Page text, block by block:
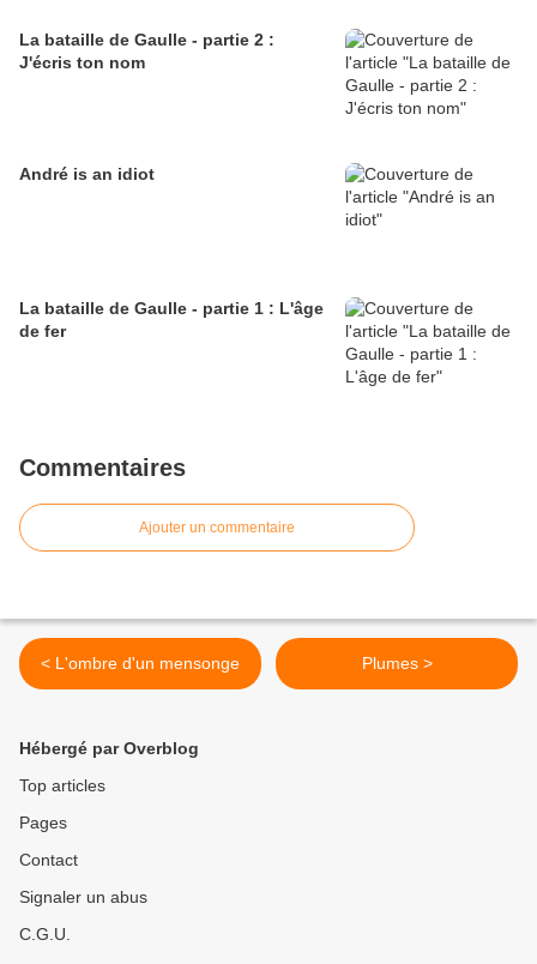
La bataille de Gaulle - partie 2 :
J'écris ton nom
André is an idiot
La bataille de Gaulle - partie 1 : L'âge
de fer
Commentaires
Ajouter un commentaire
< L'ombre d'un mensonge Plumes >
Hébergé par Overblog
Top articles
Pages
Contact
Signaler un abus
C.G.U.